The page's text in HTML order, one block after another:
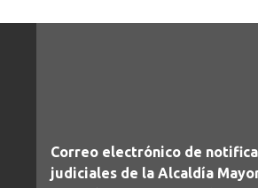
Correo electrónico de
judiciales de la Alcaldía